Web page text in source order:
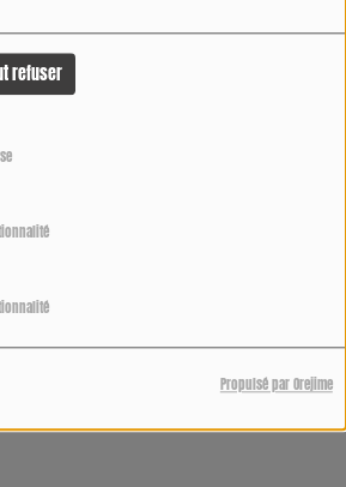
refuser
Propulsé par Orejime
VUES
Télécharger le podcast
DIRECT de 7h à 21h